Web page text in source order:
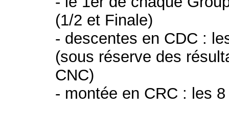
(1/2 et Finale)
- descentes en CDC :
(sous réserve des
CNC)
- montée en CRC : les